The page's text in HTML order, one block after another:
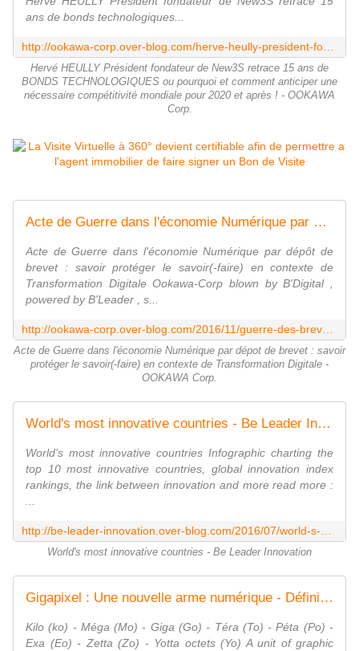
ans de bonds technologiques...
Hervé HEULLY Président fondateur de New3S retrace 15 ans de
BONDS TECHNOLOGIQUES ou pourquoi et comment anticiper une
nécessaire compétitivité mondiale pour 2020 et après ! - OOKAWA
Corp.
Acte de Guerre dans l'économie Numérique par dépot de brevet : savoir protéger le savoir(-faire) en contexte de Transformation Digitale - OOKAWA Corp.
Acte de Guerre dans l'économie Numérique par dépôt de
brevet : savoir protéger le savoir(-faire) en contexte de
Transformation Digitale Ookawa-Corp blown by B'Digital ,
powered by B'Leader , s...
Acte de Guerre dans l'économie Numérique par dépot de brevet : savoir
protéger le savoir(-faire) en contexte de Transformation Digitale -
OOKAWA Corp.
World's most innovative countries - Be Leader Innovation
World's most innovative countries Infographic charting the
top 10 most innovative countries, global innovation index
rankings, the link between innovation and more read more :
World's most innovative countries - Be Leader Innovation
Gigapixel : Une nouvelle arme numérique - Définition - OOKAWA Corp.
Kilo (ko) - Méga (Mo) - Giga (Go) - Téra (To) - Péta (Po) -
Exa (Eo) - Zetta (Zo) - Yotta octets (Yo) A unit of graphic